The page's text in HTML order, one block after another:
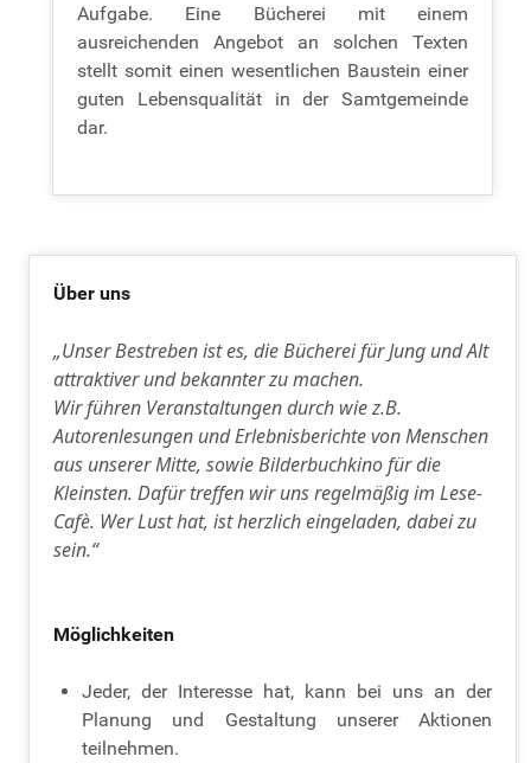
Aufgabe. Eine Bücherei mit einem
ausreichenden Angebot an solchen Texten
stellt somit einen wesentlichen Baustein einer
guten Lebensqualität in der Samtgemeinde
dar.
Über uns
„Unser Bestreben ist es, die Bücherei für Jung und Alt
attraktiver und bekannter zu machen.
Wir führen Veranstaltungen durch wie z.B.
Autorenlesungen und Erlebnisberichte von Menschen
aus unserer Mitte, sowie Bilderbuchkino für die
Kleinsten. Dafür treffen wir uns regelmäßig im Lese-
Cafè. Wer Lust hat, ist herzlich eingeladen, dabei zu
sein.“
Möglichkeiten
Jeder, der Interesse hat, kann bei uns an der
Planung und Gestaltung unserer Aktionen
teilnehmen.